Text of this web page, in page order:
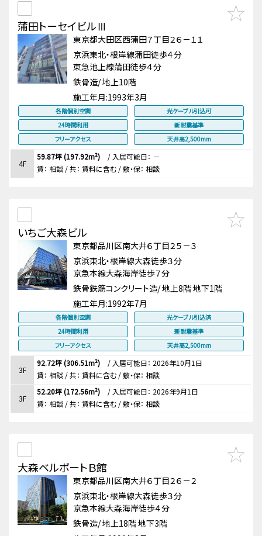
蒲田トーセイビルⅢ
東京都大田区西蒲田７丁目２６－１１
京浜東北・根岸線蒲田徒歩４分
東急池上線蒲田徒歩４分
鉄骨造/ 地上10階
施工年月:1993年3月
各階個別空調
光ケーブル引込可
24時間利用
新耐震基準
フリーアクセス
天井高2,500mm
4F
59.87坪 (197.92m²) / 入居可能日： －
賃： 相談 / 共： 賃料に含む / 敷・保： 相談
いちご大森ビル
東京都品川区南大井６丁目２５－３
京浜東北・根岸線大森徒歩３分
京急本線大森海岸徒歩７分
鉄骨鉄筋コンクリート造/ 地上8階 地下1階
施工年月:1992年7月
各階個別空調
光ケーブル引込済
24時間利用
新耐震基準
フリーアクセス
天井高2,500mm
3F
92.72坪 (306.51m²) / 入居可能日： 2026年10月1日
賃： 相談 / 共： 賃料に含む / 敷・保： 相談
3F
52.20坪 (172.56m²) / 入居可能日： 2026年9月1日
賃： 相談 / 共： 賃料に含む / 敷・保： 相談
大森ベルポートＢ館
東京都品川区南大井６丁目２６－２
京浜東北・根岸線大森徒歩３分
京急本線大森海岸徒歩４分
鉄骨造/ 地上18階 地下3階